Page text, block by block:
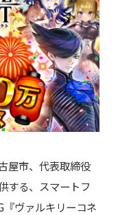
屋市、代表取締役
する、スマートフ
『ヴァルキリーコネ